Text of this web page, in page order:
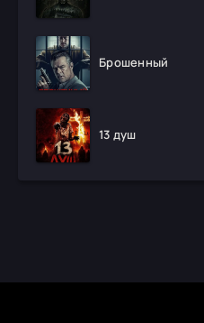
Брошенный
13 душ